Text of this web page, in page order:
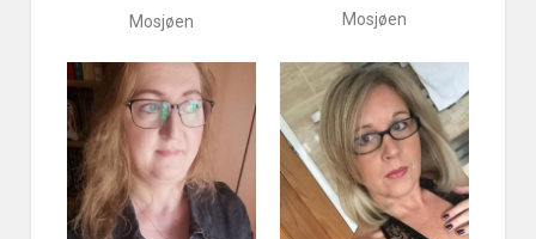
Mosjøen Mosjøen